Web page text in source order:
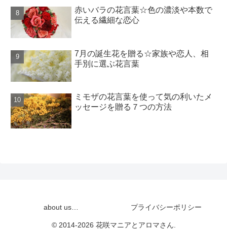
赤いバラの花言葉☆色の濃淡や本数で
伝える繊細な恋心
7月の誕生花を贈る☆家族や恋人、相
手別に選ぶ花言葉
ミモザの花言葉を使って気の利いたメ
ッセージを贈る７つの方法
about us… プライバシーポリシー
© 2014-2026 花咲マニアとアロマさん.